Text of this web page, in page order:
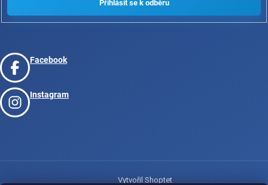
Facebook
Instagram
Vytvořil Shoptet